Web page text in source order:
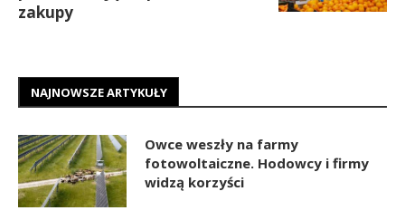
zakupy
NAJNOWSZE ARTYKUŁY
Owce weszły na farmy
fotowoltaiczne. Hodowcy i firmy
widzą korzyści